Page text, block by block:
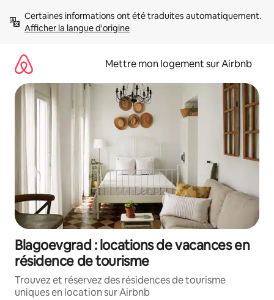
directement
Afficher la langue d'origine
Mettre mon logement sur Airbnb
Blagoevgrad : locations de vacances en
résidence de tourisme
Trouvez et réservez des résidences de tourisme
uniques en location sur Airbnb